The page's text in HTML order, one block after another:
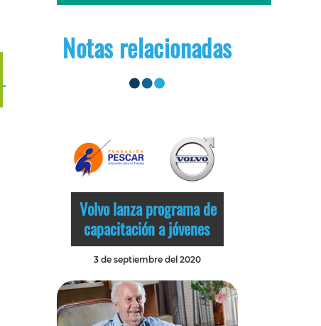
Notas relacionadas
Volvo lanza programa de
capacitación a jóvenes
3 de septiembre del 2020